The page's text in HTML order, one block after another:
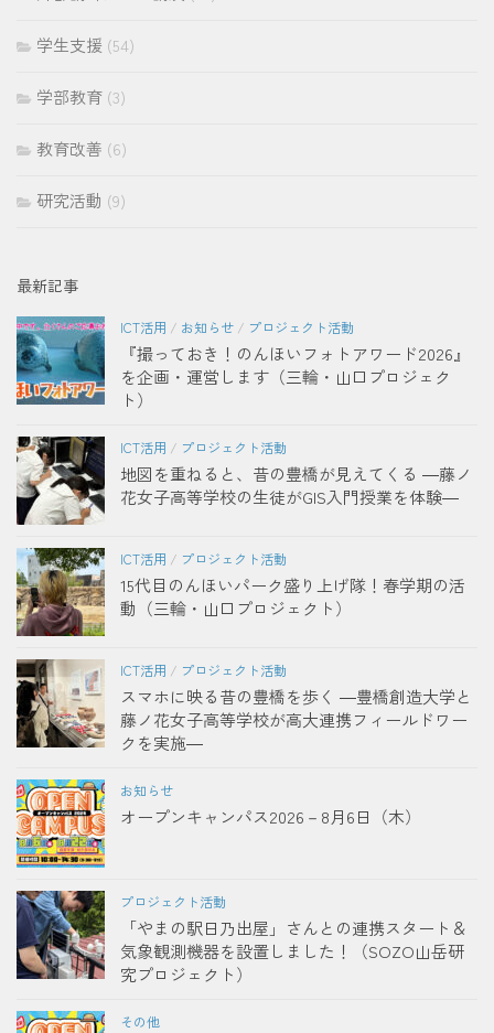
学生支援 (54)
学部教育 (3)
教育改善 (6)
研究活動 (9)
最新記事
ICT活用 / お知らせ / プロジェクト活動
『撮っておき！のんほいフォトアワード2026』
を企画・運営します（三輪・山口プロジェク
ト）
ICT活用 / プロジェクト活動
地図を重ねると、昔の豊橋が見えてくる ―藤ノ
花女子高等学校の生徒がGIS入門授業を体験―
ICT活用 / プロジェクト活動
15代目のんほいパーク盛り上げ隊！春学期の活
動（三輪・山口プロジェクト）
ICT活用 / プロジェクト活動
スマホに映る昔の豊橋を歩く ―豊橋創造大学と
藤ノ花女子高等学校が高大連携フィールドワー
クを実施―
お知らせ
オープンキャンパス2026－8月6日（木）
プロジェクト活動
「やまの駅日乃出屋」さんとの連携スタート＆
気象観測機器を設置しました！（SOZO山岳研
究プロジェクト）
その他